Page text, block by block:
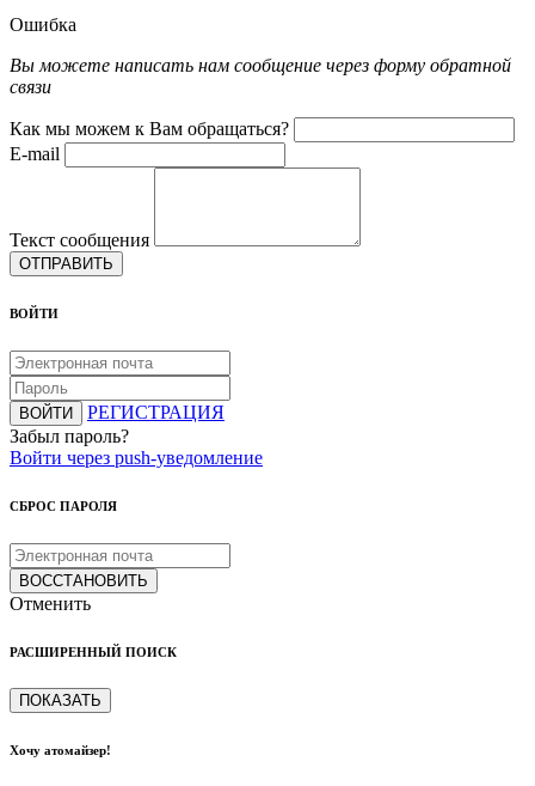
Ошибка
Вы можете написать нам сообщение через форму обратной
связи
Как мы можем к Вам обращаться?
E-mail
Текст сообщения
ОТПРАВИТЬ
ВОЙТИ
ВОЙТИ
РЕГИСТРАЦИЯ
Забыл пароль?
Войти через push-уведомление
СБРОС ПАРОЛЯ
ВОССТАНОВИТЬ
Отменить
РАСШИРЕННЫЙ ПОИСК
ПОКАЗАТЬ
Хочу атомайзер!